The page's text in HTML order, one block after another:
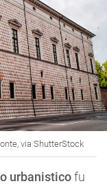
via ShutterStock
urbanisticofu